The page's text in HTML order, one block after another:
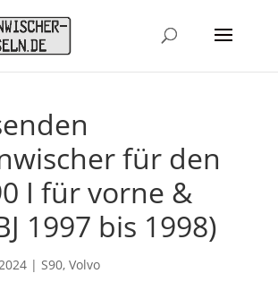
für den
I für vorne &
1997 bis 1998)
| S90, Volvo